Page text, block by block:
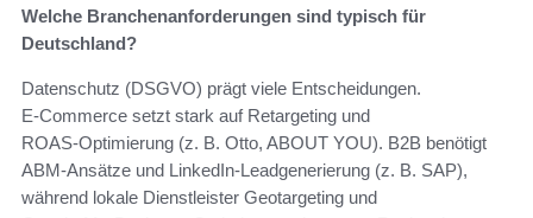
Welche Branchenanforderungen sind typisch für
Deutschland?
Datenschutz (DSGVO) prägt viele Entscheidungen.
E‑Commerce setzt stark auf Retargeting und
ROAS‑Optimierung (z. B. Otto, ABOUT YOU). B2B benötigt
ABM‑Ansätze und LinkedIn‑Leadgenerierung (z. B. SAP),
während lokale Dienstleister Geotargeting und